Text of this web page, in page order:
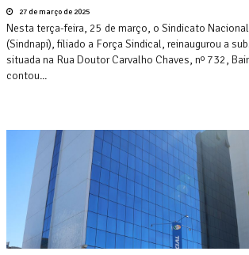
27 de março de 2025
Nesta terça-feira, 25 de março, o Sindicato
(Sindnapi), filiado a Força Sindical, reinaugurou a
situada na Rua Doutor Carvalho Chaves, nº 732,
contou...